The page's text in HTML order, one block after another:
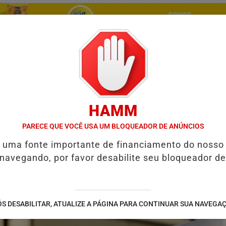
/ GUIA COMERCIAL / NOTÍCIAS / FUTEBOL /
GOVERNO DE GOIÁS ENTREGA 60 CASAS A CUSTO
HAMM
PARECE QUE VOCÊ USA UM BLOQUEADOR DE ANÚNCIOS
fonte importante de financiamento do nosso
por favor desabilite seu bloqueador
DESABILITAR, ATUALIZE A PÁGINA PARA CONTINUAR SUA